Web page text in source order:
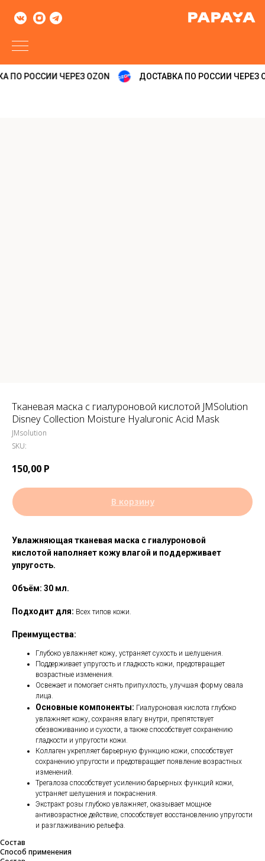
ПО РОССИИ ЧЕРЕЗ OZON ДОСТАВКА ПО РОССИИ ЧЕРЕЗ
Тканевая маска с гиалуроновой кислотой JMSolution
Disney Collection Moisture Hyaluronic Acid Mask
JMsolution
SKU:
150,00 Р
В корзину
Увлажняющая тканевая маска с гиалуроновой
кислотой наполняет кожу влагой и поддерживает
упругость.
Объём: 30 мл.
Подходит для: Всех типов кожи.
Преимущества:
Глубоко увлажняет кожу, устраняет сухость и шелушения.
Поддерживает упругость и гладкость кожи, предотвращает
возрастные изменения.
Освежает и помогает снять припухлость, улучшая форму овала
лица.
Основные компоненты: Гиалуроновая кислота глубоко
увлажняет кожу, сохраняя влагу внутри, препятствует
обезвоживанию и сухости, а также способствует сохранению
гладкости и упругости кожи.
Коллаген укрепляет барьерную функцию кожи, способствует
сохранению упругости и предотвращает появление возрастных
изменений.
Трегалоза способствует усилению барьерных функций кожи,
устраняет шелушения и покраснения.
Экстракт розы глубоко увлажняет, оказывает мощное
антивозрастное действие, способствует восстановлению упругости
и разглаживанию рельефа.
Состав
Способ применения